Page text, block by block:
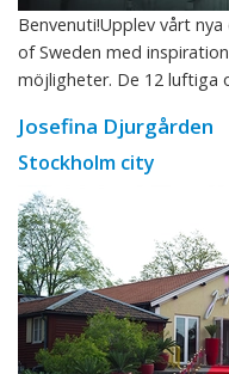
Benvenuti!Upplev vårt
of Sweden med
möjligheter. De 12 luftiga
Josefina Djurgården
Stockholm city